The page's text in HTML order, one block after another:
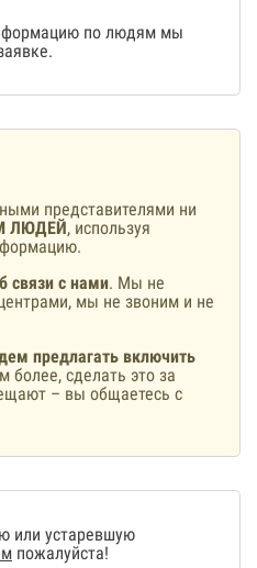
по людям мы
представителями ни
ЛЮДЕЙ, используя
связи с нами. Мы не
мы не звоним и не
предлагать включить
более, сделать это за
– вы общаетесь с
или устаревшую
пожалуйста!